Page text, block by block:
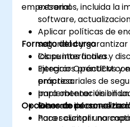
empresarial.
extremos, incluida la
software,
Aplicar políticas de
seguridad y
los puntos finales.
Integrar OpenUEM
empresariales de
para obtener
Generar informes de
hacer cumplir
Formato del curso
Clase interactiva y
Ejercicios prácticos y
práctica.
Implementación en
laboratorio con
Opciones de
Para solicitar una